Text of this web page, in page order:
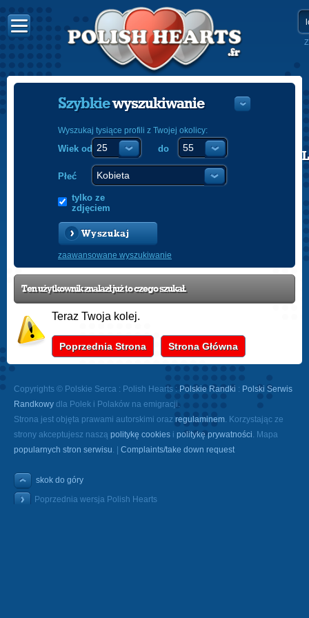
POLISH
Szybkiewyszukiwanie
Wyszukaj tysiące profili z Twojej okolicy:
Wiek od do
Płeć
tylko ze
zdjęciem
Wyszukaj
zaawansowane wyszukiwanie
Ten użytkownik znalazł już to czego szukał.
Teraz Twoja kolej.
Poprzednia Strona Strona Główna
Copyrights © Polskie Serca : Polish Hearts : Polskie Randki : Polski Serwis
Randkowy dla Polek i Polaków na emigracji.
Strona jest objęta prawami autorskimi oraz regulaminem. Korzystając ze
strony akceptujesz naszą politykę cookies i politykę prywatności. Mapa
popularnych stron serwisu. | Complaints/take down request
skok do góry
Poprzednia wersja Polish Hearts